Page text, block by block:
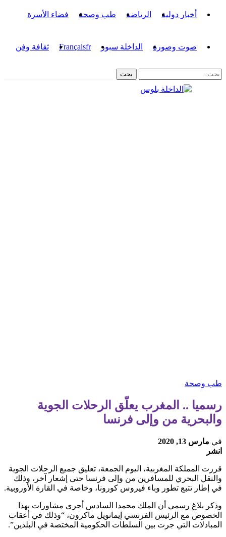
أخبار دولية الرياضة طب وصحة فضاء الأسرة
صوت وصورة الداخلة سبور Françaisfr ثقافة وفن
طب وصحة
رسميا .. المغرب يعلّق الرحلات الجوية
والبحرية من وإلى فرنسا
في مارس 13, 2020
انشر
قررت المملكة المغربية، اليوم الجمعة، تعليق جميع الرحلات الجوية
والنقل البحري للمسافرين من وإلى فرنسا حتى إشعار آخر، وذلك
في إطار تتبع تطور وباء فيروس كورونا، وخاصة في القارة الأوروبية.
وذكر بلاغ رسمي أن الملك محمدا السادس أجرى مشاورات بهذا
الخصوص مع الرئيس الفرنسي إيمانويل ماكرون، “وذلك في أعقاب
المبادلات التي جرت بين السلطات الحكومية المختصة في البلدين”.